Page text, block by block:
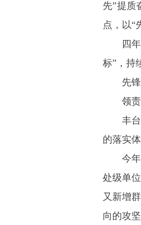
先”提质
点，以“
四
标”，持
先
领
丰台
的落实
今
处级单
又新增
向的攻坚